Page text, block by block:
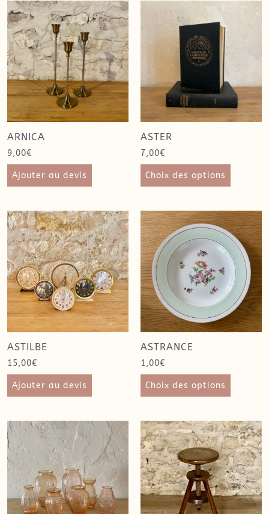
ARNICA
9,00€
Ajouter au devis
ASTER
7,00€
Choix des options
ASTILBE
15,00€
Ajouter au devis
ASTRANCE
1,00€
Choix des options